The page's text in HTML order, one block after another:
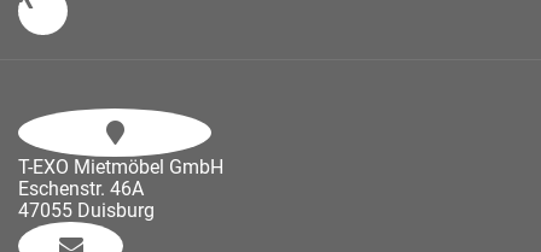
T-EXO Mietmöbel GmbH
Eschenstr. 46A
47055 Duisburg